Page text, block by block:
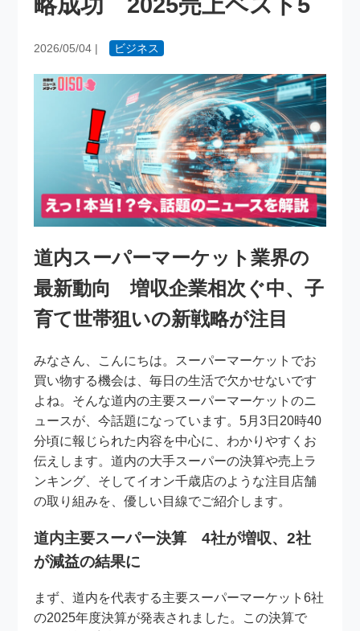
2026/05/04 | ビジネス
道内スーパーマーケット業界の
最新動向 増収企業相次ぐ中、子
育て世帯狙いの新戦略が注目
みなさん、こんにちは。スーパーマーケットでお
買い物する機会は、毎日の生活で欠かせないです
よね。そんな道内の主要スーパーマーケットのニ
ュースが、今話題になっています。5月3日20時40
分頃に報じられた内容を中心に、わかりやすくお
伝えします。道内の大手スーパーの決算や売上ラ
ンキング、そしてイオン千歳店のような注目店舗
の取り組みを、優しい目線でご紹介します。
道内主要スーパー決算 4社が増収、2社
が減益の結果に
まず、道内を代表する主要スーパーマーケット6社
の2025年度決算が発表されました。この決算で